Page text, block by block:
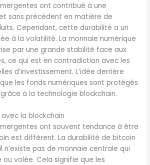
ont contribué à une
sans précédent en matière de
Cependant, cette durabilité a un
à la volatilité. La monnaie numérique
par une grande stabilité face aux
ce qui est en contradiction avec les
d’investissement. L’idée derrière
les fonds numériques sont protégés
à la technologie blockchain.
la blockchain
ont souvent tendance à être
est différent. La durabilité de bitcoin
n’existe pas de monnaie centrale qui
volée. Cela signifie que les